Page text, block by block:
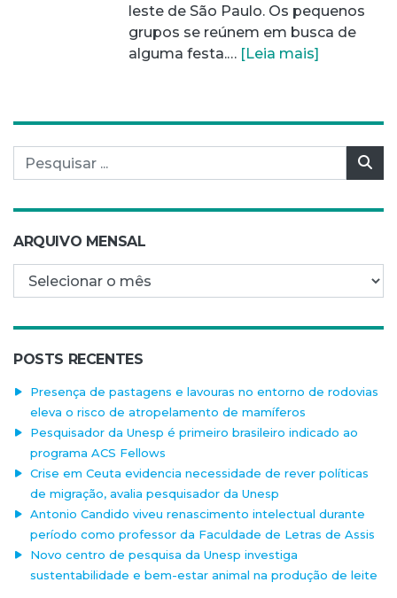
leste de São Paulo. Os pequenos
grupos se reúnem em busca de
alguma festa.… [Leia mais]
Pesquisar por:
ARQUIVO MENSAL
Arquivo mensal
POSTS RECENTES
Presença de pastagens e lavouras no entorno de rodovias
eleva o risco de atropelamento de mamíferos
Pesquisador da Unesp é primeiro brasileiro indicado ao
programa ACS Fellows
Crise em Ceuta evidencia necessidade de rever políticas
de migração, avalia pesquisador da Unesp
Antonio Candido viveu renascimento intelectual durante
período como professor da Faculdade de Letras de Assis
Novo centro de pesquisa da Unesp investiga
sustentabilidade e bem-estar animal na produção de leite